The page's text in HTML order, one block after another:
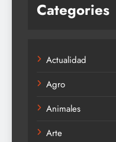
Categories
Actualidad
Agro
Animales
Arte